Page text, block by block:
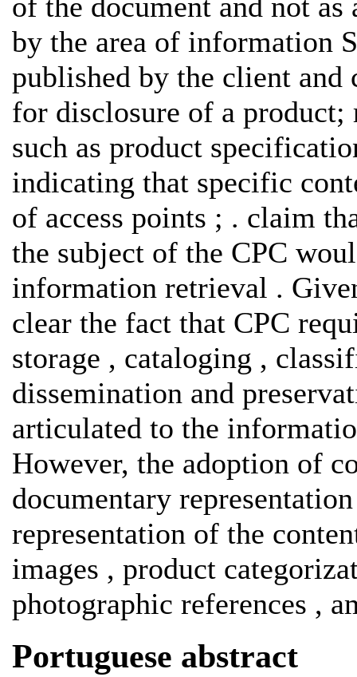
by the area of ​​information
published by the client and
for disclosure of a
such as product
indicating that specific
of access points ; . claim
the subject of the CPC
information retrieval .
clear the fact that CPC
storage , cataloging ,
dissemination and
articulated to the
However, the adoption of
documentary
representation of the
images , product
photographic references ,
Portuguese abstract